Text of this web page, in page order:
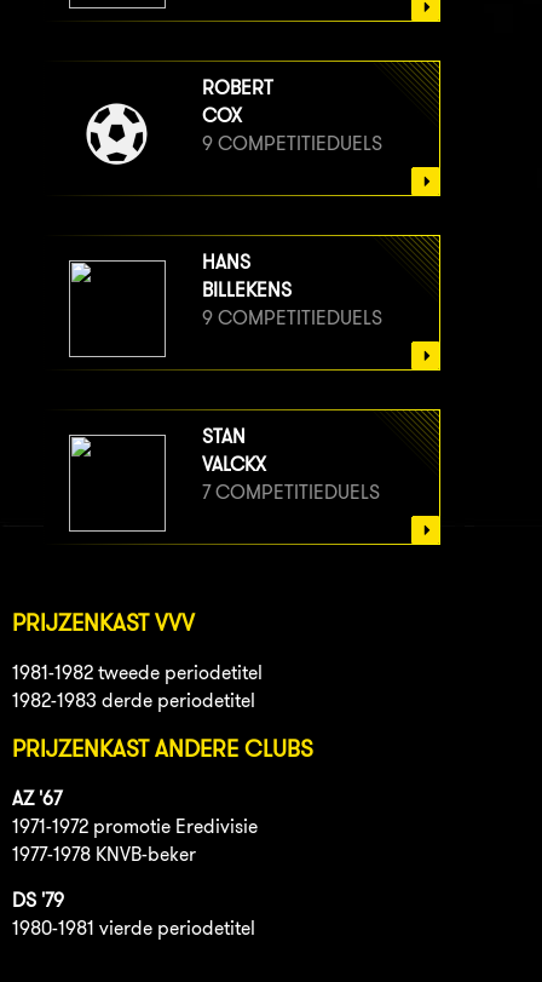
ROBERT
COX
9 COMPETITIEDUELS
HANS
BILLEKENS
9 COMPETITIEDUELS
STAN
VALCKX
7 COMPETITIEDUELS
PRIJZENKAST VVV
1981-1982 tweede periodetitel
1982-1983 derde periodetitel
PRIJZENKAST ANDERE CLUBS
AZ '67
1971-1972 promotie Eredivisie
1977-1978 KNVB-beker
DS '79
1980-1981 vierde periodetitel